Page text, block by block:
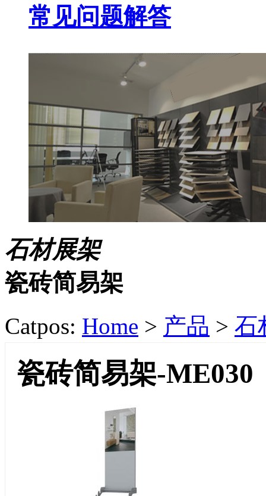
常见问题解答
石材展架
瓷砖简易架
Catpos: Home > 产品 > 石
瓷砖简易架-ME030